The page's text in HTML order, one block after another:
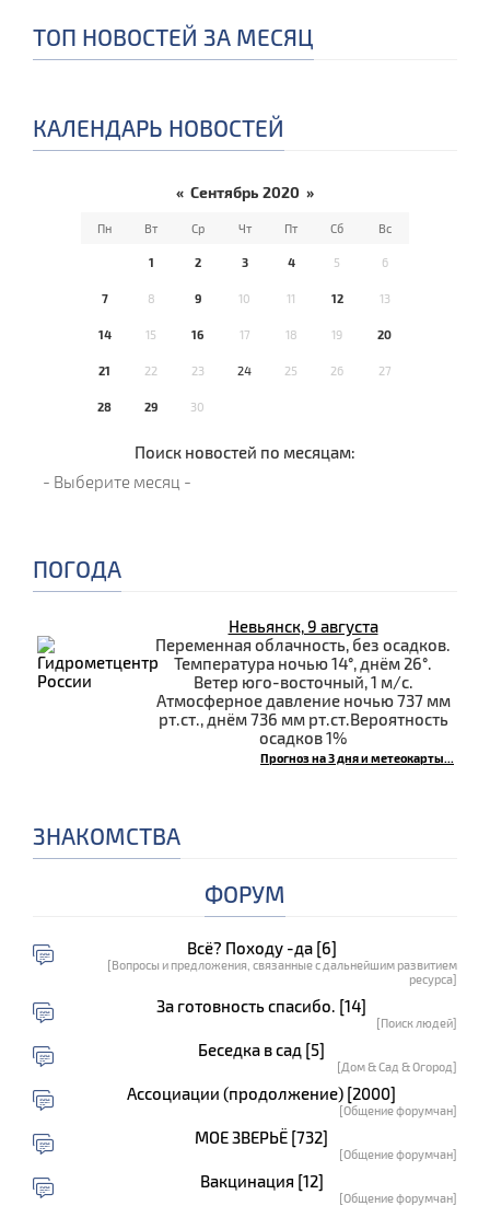
ТОП НОВОСТЕЙ ЗА МЕСЯЦ
КАЛЕНДАРЬ НОВОСТЕЙ
« Сентябрь 2020 »
Пн Вт Ср Чт Пт Сб Вс
1 2 3 4 5 6
7 8 9 10 11 12 13
14 15 16 17 18 19 20
21 22 23 24 25 26 27
28 29 30
Поиск новостей по месяцам:
ПОГОДА
Невьянск, 9 августа
Переменная облачность, без осадков.
Температура ночью 14°, днём 26°.
Ветер юго-восточный, 1 м/с.
Атмосферное давление ночью 737 мм
рт.ст., днём 736 мм рт.ст.Вероятность
осадков 1%
Прогноз на 3 дня и метеокарты...
ЗНАКОМСТВА
ФОРУМ
Всё? Походу -да [6]
[Вопросы и предложения, связанные с дальнейшим развитием
ресурса]
За готовность спасибо. [14]
[Поиск людей]
Беседка в сад [5]
[Дом & Сад & Огород]
Ассоциации (продолжение) [2000]
[Общение форумчан]
МОЕ ЗВЕРЬЁ [732]
[Общение форумчан]
Вакцинация [12]
[Общение форумчан]